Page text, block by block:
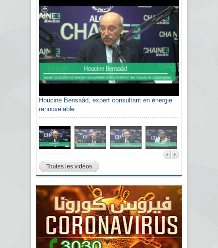
Houcine Bensaâd, expert consultant en énergie
renouvelable
Toutes les vidéos